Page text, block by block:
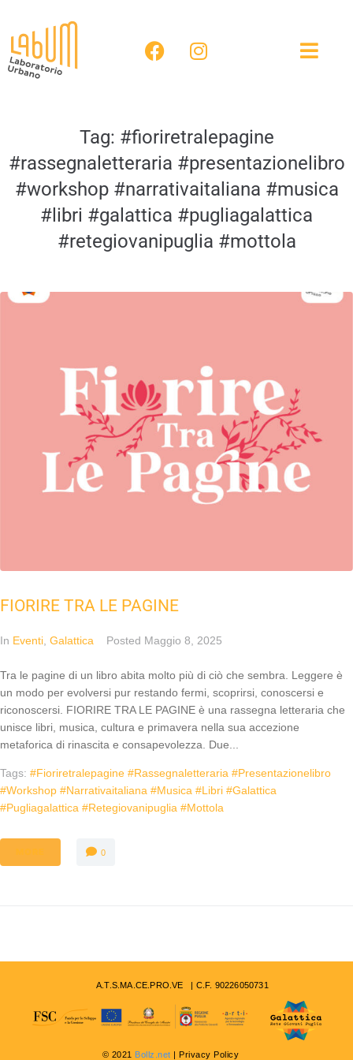
Tag: #fioriretralepagine
#rassegnaletteraria #presentazionelibro
#workshop #narrativaitaliana #musica
#libri #galattica #pugliagalattica
#retegiovanipuglia #mottola
FIORIRE TRA LE PAGINE
In Eventi Galattica Posted Maggio 8, 2025
Tra le pagine di un libro abita molto più di ciò che sembra. Leggere è
un modo per evolversi pur restando fermi, scoprirsi, conoscersi e
riconoscersi. FIORIRE TRA LE PAGINE è una rassegna letteraria che
unisce libri, musica, cultura e primavera nella sua accezione
metaforica di rinascita e consapevolezza. Due...
Tags: #fioriretralepagine #rassegnaletteraria #presentazionelibro
#workshop #narrativaitaliana #musica #libri #galattica
#pugliagalattica #retegiovanipuglia #mottola
0
A.T.S.MA.CE.PRO.VE | C.F. 90226050731
© 2021 Bollz.net | Privacy Policy